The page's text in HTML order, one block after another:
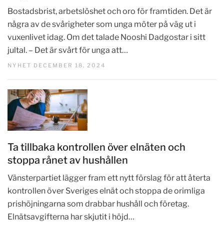
Bostadsbrist, arbetslöshet och oro för framtiden. Det är
några av de svårigheter som unga möter på väg ut i
vuxenlivet idag. Om det talade Nooshi Dadgostar i sitt
jultal. – Det är svårt för unga att…
NYHET DECEMBER 18, 2024
Ta tillbaka kontrollen över elnäten och
stoppa rånet av hushållen
Vänsterpartiet lägger fram ett nytt förslag för att återta
kontrollen över Sveriges elnät och stoppa de orimliga
prishöjningarna som drabbar hushåll och företag.
Elnätsavgifterna har skjutit i höjd…